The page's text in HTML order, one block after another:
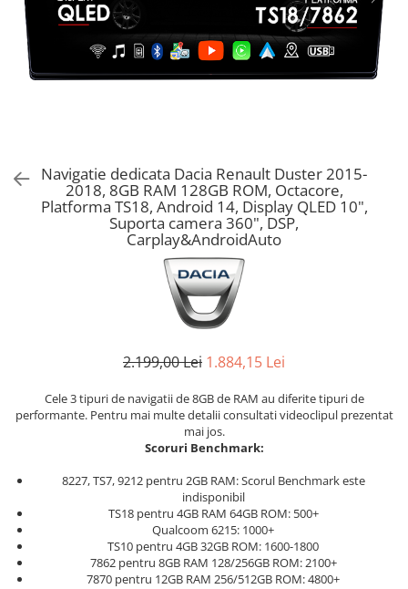
Navigatie dedicata Dacia Renault Duster 2015-
2018, 8GB RAM 128GB ROM, Octacore,
Platforma TS18, Android 14, Display QLED 10",
Suporta camera 360", DSP,
Carplay&AndroidAuto
2.199,00 Lei 1.884,15 Lei
Cele 3 tipuri de navigatii de 8GB de RAM au diferite tipuri de
performante. Pentru mai multe detalii consultati videoclipul prezentat
mai jos.
Scoruri Benchmark:
8227, TS7, 9212 pentru 2GB RAM: Scorul Benchmark este
indisponibil
TS18 pentru 4GB RAM 64GB ROM: 500+
Qualcoom 6215: 1000+
TS10 pentru 4GB 32GB ROM: 1600-1800
7862 pentru 8GB RAM 128/256GB ROM: 2100+
7870 pentru 12GB RAM 256/512GB ROM: 4800+